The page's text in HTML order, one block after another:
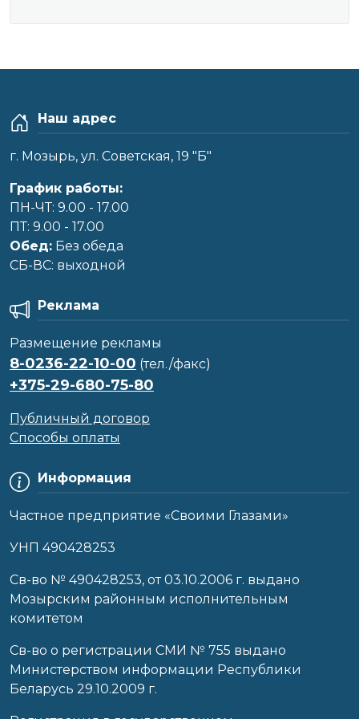
Наш адрес
г. Мозырь, ул. Советская, 19 "Б"
График работы:
ПН-ЧТ: 9.00 - 17.00
ПТ: 9.00 - 17.00
Обед: Без обеда
CБ-ВС: выходной
Информация
Частное предприятие «Своими Глазами»
УНП 490428253
Cв-во № 490428253, от 03.10.2006 г. выдано
Мозырским районным исполнительным
комитетом
Св-во о регистрации СМИ № 755 выдано
Министерством информации Республики
Беларусь 29.10.2009 г.
Реклама
Размещение рекламы
8-0236-22-10-00 (тел./факс)
+375-29-680-75-80
Публичный договор
Способы оплаты